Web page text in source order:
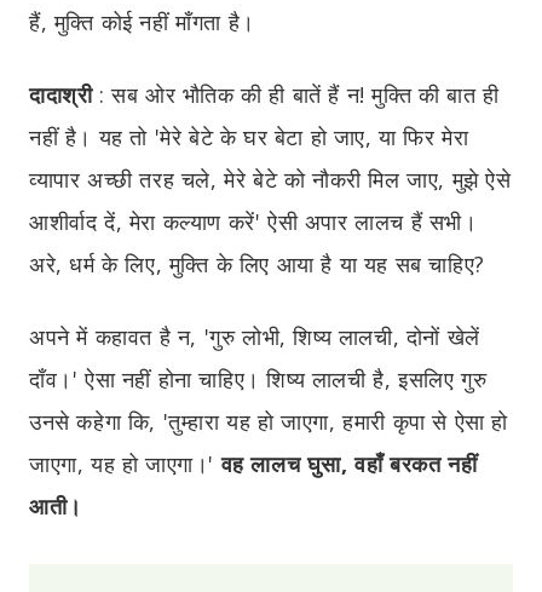
हैं, मुक्ति कोई नहीं माँगता है।
दादाश्री: सब ओर भौतिक की ही बातें हैं न! मुक्ति की बात ही
नहीं है। यह तो 'मेरे बेटे के घर बेटा हो जाए, या फिर मेरा
व्यापार अच्छी तरह चले, मेरे बेटे को नौकरी मिल जाए, मुझे ऐसे
आशीर्वाद दें, मेरा कल्याण करें' ऐसी अपार लालच हैं सभी।
अरे, धर्म के लिए, मुक्ति के लिए आया है या यह सब चाहिए?
अपने में कहावत है न, 'गुरु लोभी, शिष्य लालची, दोनों खेलें
दाँव।' ऐसा नहीं होना चाहिए। शिष्य लालची है, इसलिए गुरु
उनसे कहेगा कि, 'तुम्हारा यह हो जाएगा, हमारी कृपा से ऐसा हो
जाएगा, यह हो जाएगा।'वह लालच घुसा, वहाँ बरकत नहीं
आती।